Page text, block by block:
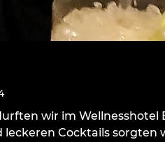
wir im
leckeren Cocktails